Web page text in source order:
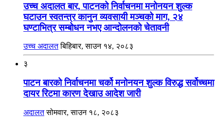
उच्च अदालत बार, पाटनको निर्वाचनमा मनोनयन शुल्क
घटाउन स्वतन्त्र कानुन व्यवसायी मञ्चको माग, २४
घण्टाभित्र सम्बोधन नभए आन्दोलनको चेतावनी
उच्च अदालत बिहिबार, साउन १४, २०८३
३
पाटन बारको निर्वाचनमा चर्को मनोनयन शुल्क विरुद्ध सर्वोच्चमा
दायर रिटमा कारण देखाउ आदेश जारी
अदालत सोमवार, साउन १८, २०८३